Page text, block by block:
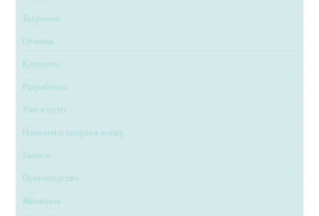
Творения
Отзывы
Крудитес
Разработка
Уже в пути.
Навалом и вопреки всему.
Записи
Производство
Женщина